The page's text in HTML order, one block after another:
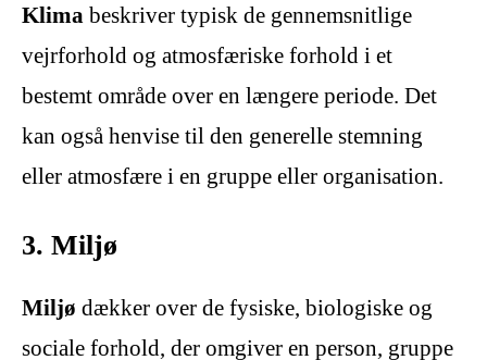
Klima beskriver typisk de gennemsnitlige
vejrforhold og atmosfæriske forhold i et
bestemt område over en længere periode. Det
kan også henvise til den generelle stemning
eller atmosfære i en gruppe eller organisation.
3. Miljø
Miljø dækker over de fysiske, biologiske og
sociale forhold, der omgiver en person, gruppe